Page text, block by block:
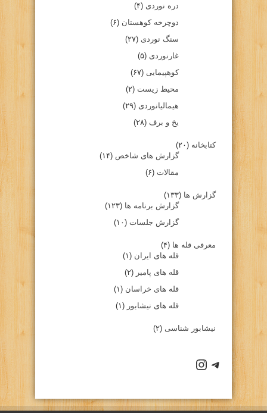
دره نوردی (۴)
دوچرخه کوهستان (۶)
سنگ نوردی (۲۷)
غارنوردی (۵)
کوهپیمایی (۶۷)
محیط زیست (۲)
هیمالیانوردی (۲۹)
یخ و برف (۲۸)
کتابخانه (۲۰)
گزارش های شاخص (۱۴)
مقالات (۶)
گزارش ها (۱۳۳)
گزارش برنامه ها (۱۲۳)
گزارش جلسات (۱۰)
معرفی قله ها (۴)
قله های ایران (۱)
قله های پامیر (۲)
قله های خراسان (۱)
قله های نیشابور (۱)
نیشابور شناسی (۲)
كانال تلگرام باشگاه
صفحه اينستاگرام باشگاه